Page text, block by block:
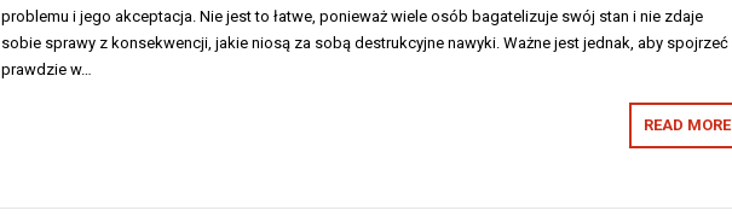
problemu i jego akceptacja. Nie jest to łatwe, ponieważ wiele osób bagatelizuje swój stan i nie zdaje
sobie sprawy z konsekwencji, jakie niosą za sobą destrukcyjne nawyki. Ważne jest jednak, aby spojrzeć
prawdzie w…
READ MORE